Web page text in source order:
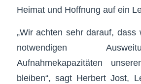
Heimat und Hoffnung auf ein
„Wir achten sehr darauf, dass
notwendigen
Aufnahmekapazitäten
bleiben“, sagt Herbert Jost,